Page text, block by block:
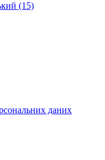
(15)
даних